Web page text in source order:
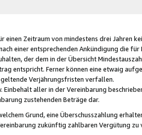
einen Zeitraum von mindestens drei Jahren
einer entsprechenden Ankündigung die
der dem in der Übersicht
entspricht. Ferner können eine etwaig
Verjährungsfristen verfallen.
Einbehalt aller in der Vereinbarung
zustehenden Beträge dar.
Grund, eine Überschusszahlung
zukünftig zahlbaren Vergütung zu